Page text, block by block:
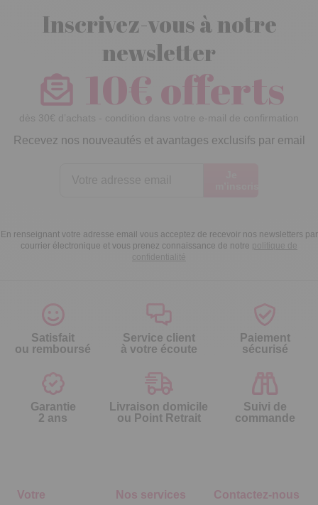
Inscrivez-vous à notre
newsletter
10€ offerts
dès 30€ d’achats - condition dans votre e-mail de confirmation
Recevez nos nouveautés et avantages exclusifs par email
En renseignant votre adresse email vous acceptez de recevoir nos newsletters par
courrier électronique et vous prenez connaissance de notre politique de
confidentialité
Satisfait
ou remboursé
Service client
à votre écoute
Paiement
sécurisé
Garantie
2 ans
Livraison domicile
ou Point Retrait
Suivi de
commande
Votre
Nos services Contactez-nous